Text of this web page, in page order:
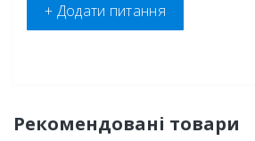
+ Додати питання
Рекомендовані товари